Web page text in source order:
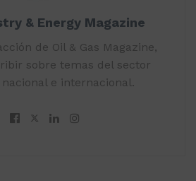
& Energy Magazine
de Oil & Gas Magazine,
sobre temas del sector
e internacional.